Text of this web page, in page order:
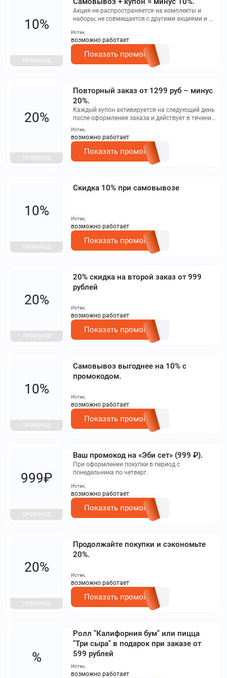
Акция не распространяется на комплекты и
наборы, не совмещается с другими акциями и не
баллов. Чтобы принять участие в акции,
необходимо сделать заказ на любую сумму,
затем выбрать способ получения "Самовывоз"
и использовать купон.
10%
ПРОМОКОД
Истек,
возможно работает
Показать промокод
Повторный заказ от 1299 руб – минус
20%.
Каждый купон активируется на следующий день
после оформления заказа и действует в течение
7 дней. Он не применяется при оплате бонусами,
скидке на самовывоз, при покупке комбо и
сетов. Тем не менее, он может быть использован
вместе со специальным предложением в день
20%
ПРОМОКОД
Истек,
возможно работает
Показать промокод
Скидка 10% при самовывозе
10%
ПРОМОКОД
Истек,
возможно работает
Показать промокод
20% скидка на второй заказ от 999
рублей
20%
ПРОМОКОД
Истек,
возможно работает
Показать промокод
Самовывоз выгоднее на 10% с
промокодом.
10%
ПРОМОКОД
Истек,
возможно работает
Показать промокод
Ваш промокод на «Эби сет» (999 ₽).
При оформлении покупки в период с
понедельника по четверг.
999₽
ПРОМОКОД
Истек,
возможно работает
Показать промокод
Продолжайте покупки и сэкономьте
20%.
20%
ПРОМОКОД
Истек,
возможно работает
Показать промокод
Ролл "Калифорния бум" или пицца
"Три сыра" в подарок при заказе от
599 рублей
%
Истек,
возможно работает